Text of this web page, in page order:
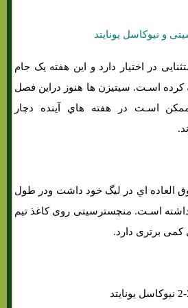
و نیوکاسل یونایتد
در اختیار دارد و این هفته یک جام
کرده اسـت. سیتیزن ها هنوز دراین فصل
اسـت در هفته هاي‌ آینده دچار
العاده اي در لیگ خود داشت ودر طول
اسـت. منچسترسیتی روی کاغذ تیم
کمی برتری دارد.